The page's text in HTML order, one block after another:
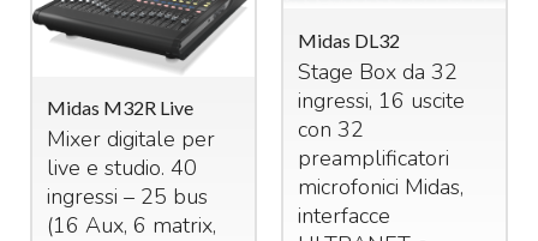
Midas M32R Live
Mixer digitale per
live e studio. 40
ingressi – 25 bus
(16 Aux, 6 matrix,
Midas DL32
Stage Box da 32
ingressi, 16 uscite
con 32
preamplificatori
microfonici Midas,
interfacce